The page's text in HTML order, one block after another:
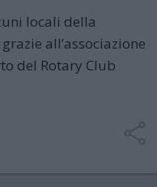
locali della
all’associazione
del Rotary Club